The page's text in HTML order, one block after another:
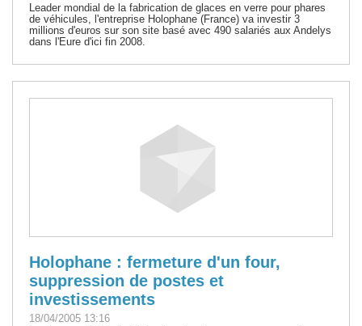
Leader mondial de la fabrication de glaces en verre pour phares
de véhicules, l'entreprise Holophane (France) va investir 3
millions d'euros sur son site basé avec 490 salariés aux Andelys
dans l'Eure d'ici fin 2008.
Holophane : fermeture d'un four,
suppression de postes et
investissements
18/04/2005 13:16